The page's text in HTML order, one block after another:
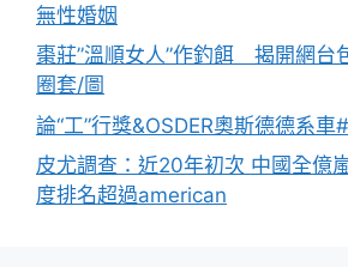
無性婚姻
棗莊”溫順女人”作釣餌 揭開網台
圈套/圖
論“工”行獎&OSDER奧斯德德系
皮尤調查：近20年初次 中國全億
度排名超過american